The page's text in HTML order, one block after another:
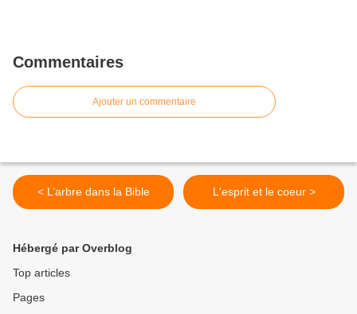
Commentaires
Ajouter un commentaire
< L’arbre dans la Bible L'esprit et le coeur >
Hébergé par Overblog
Top articles
Pages